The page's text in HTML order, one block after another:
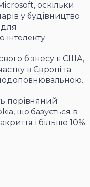
оскільки
у будівництво
бізнесу в США,
в Європі та
порівняний
що базується в
і більше 10%